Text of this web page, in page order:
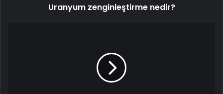
Uranyum zenginleştirme nedir?